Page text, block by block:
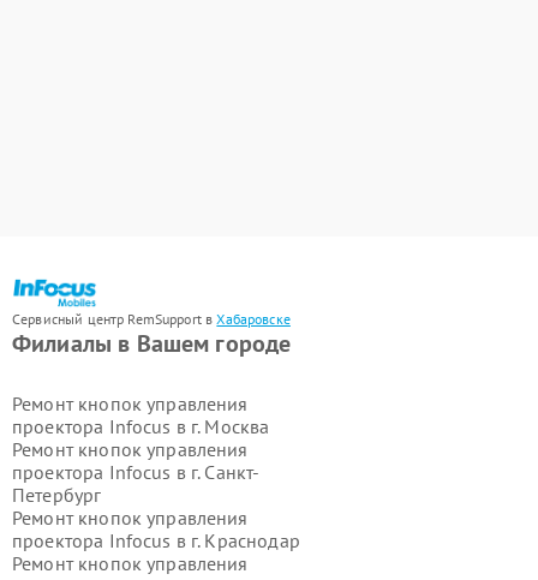
Сервисный центр RemSupport вХабаровске
Филиалы в Вашем городе
Ремонт кнопок управления
проектора Infocus в г. Москва
Ремонт кнопок управления
проектора Infocus в г. Санкт-
Петербург
Ремонт кнопок управления
проектора Infocus в г. Краснодар
Ремонт кнопок управления